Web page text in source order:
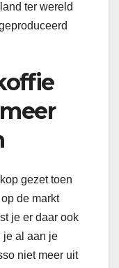
ter wereld
gezet toen
de markt
je er daar ook
je al aan je
niet meer uit